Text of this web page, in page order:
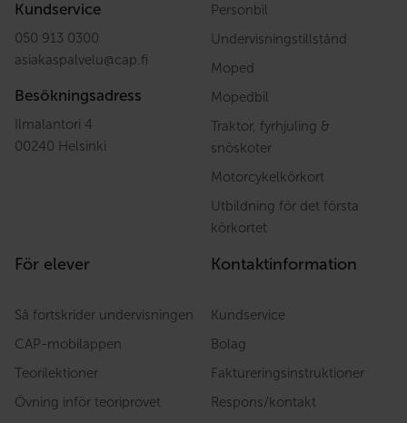
Kundservice
050 913 0300
asiakaspalvelu@cap.fi
Besökningsadress
Ilmalantori 4
00240 Helsinki
Personbil
Undervisningstillstånd
Moped
Mopedbil
Traktor, fyrhjuling &
snöskoter
Motorcykelkörkort
Utbildning för det första
körkortet
För elever
Så fortskrider undervisningen
CAP-mobilappen
Teorilektioner
Övning inför teoriprovet
Kontaktinformation
Kundservice
Bolag
Faktureringsinstruktioner
Respons/kontakt